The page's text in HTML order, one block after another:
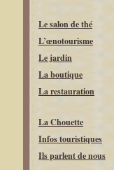
Le salon de thé
L’œnotourisme
Le jardin
La boutique
La restauration
La Chouette
Infos touristiques
Ils parlent de nous